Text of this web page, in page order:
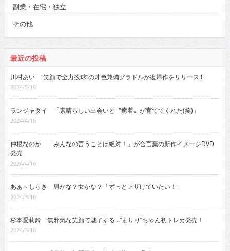
副業・在宅・独立
その他
最近の投稿
川村あい “笑顔で全力投球”の才色兼備グラドルが復帰作をリリース!!
2024/5/16
ランジャタイ 「素晴らしい出会いと〝癒着〟が育ててくれた(笑)」
2024/4/16
仲根なのか 「みんなの言うことは絶対！」が合言葉の新作イメージDVD
発売
2024/4/16
あぁ～しらき 男かな？女かな？「ずっとフザけていたい！」
2024/3/16
杉本愛莉鈴 無邪気な笑顔で魅了する…“まりり”ちゃん初トレカ発売！
2024/3/16